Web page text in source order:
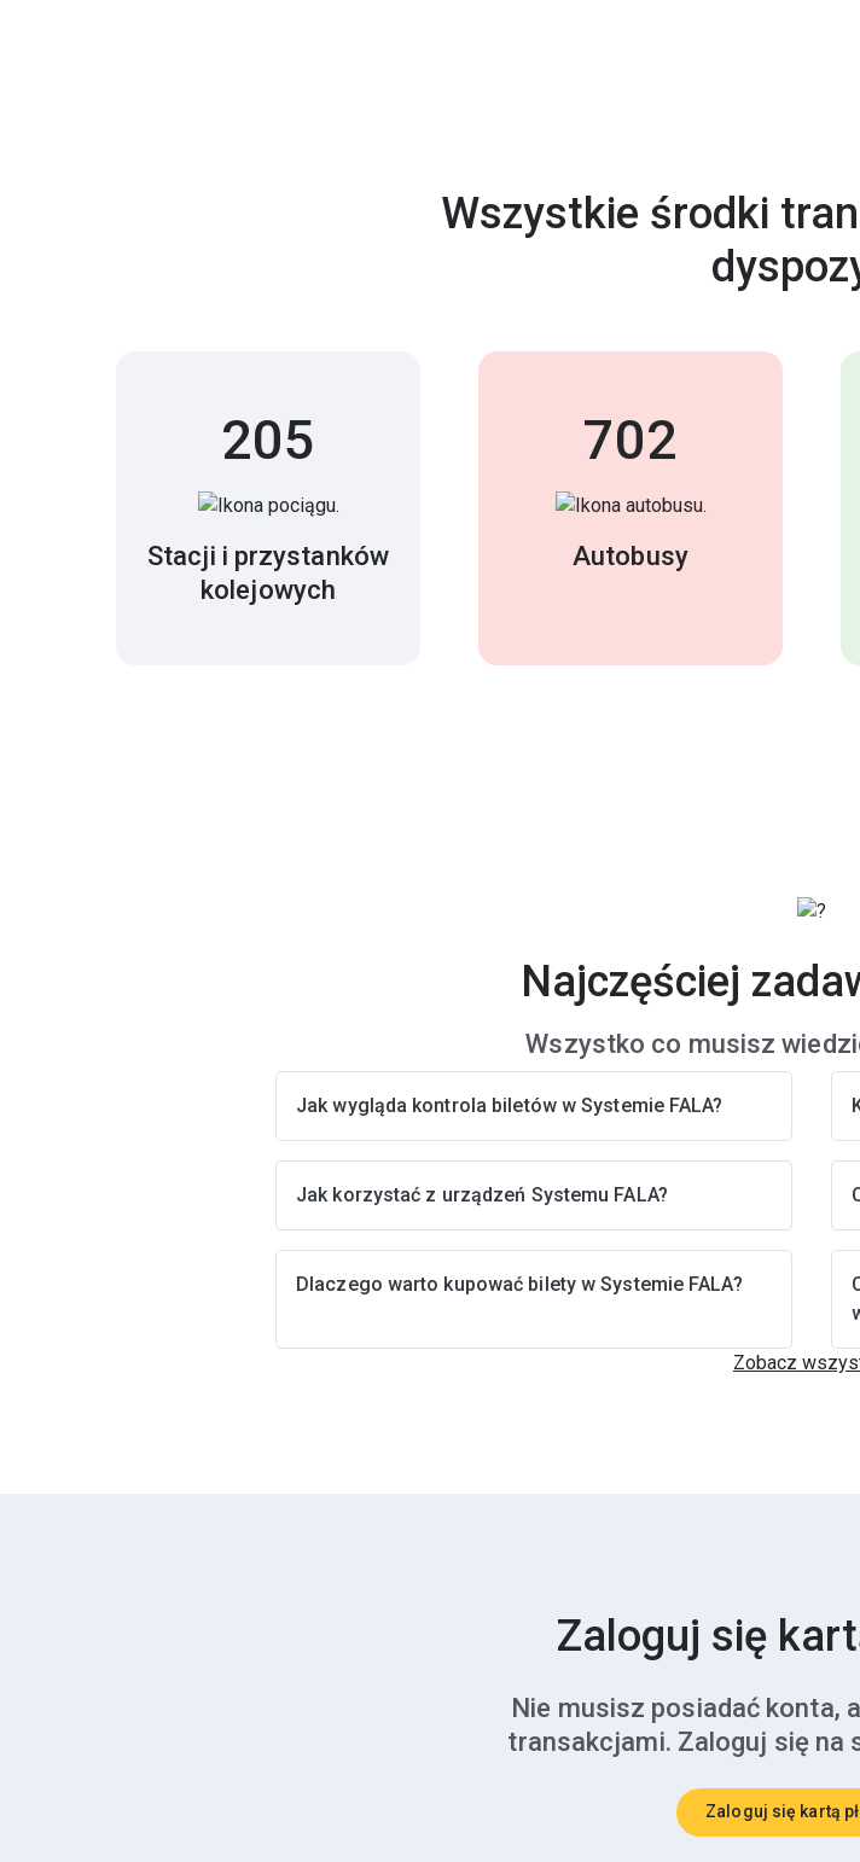
Wszystkie środki
205
Stacji i przystanków
kolejowych
702
Autobusy
Najczęściej
Wszystko co musisz
Jak wygląda kontrola biletów w Systemie FALA?
Jak korzystać z urządzeń Systemu FALA?
Dlaczego warto kupować bilety w Systemie FALA?
Zobacz
Zaloguj się
Nie musisz posiadać konta,
transakcjami. Zaloguj się na
Zaloguj się kartą